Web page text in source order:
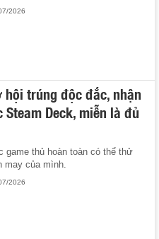
2026
hội trúng độc đắc, nhận
Deck, miễn là đủ
game thủ hoàn toàn có thể thử
may của mình.
2026